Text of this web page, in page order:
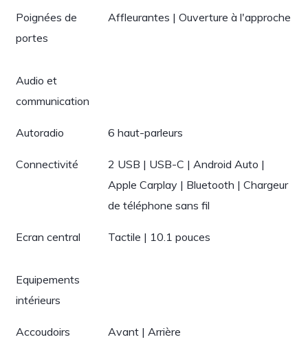
Poignées de
portes
Affleurantes | Ouverture à l'approche
Audio et
communication
Autoradio 6 haut-parleurs
Connectivité
2 USB | USB-C | Android Auto |
Apple Carplay | Bluetooth | Chargeur
de téléphone sans fil
Ecran central Tactile | 10.1 pouces
Equipements
intérieurs
Accoudoirs Avant | Arrière